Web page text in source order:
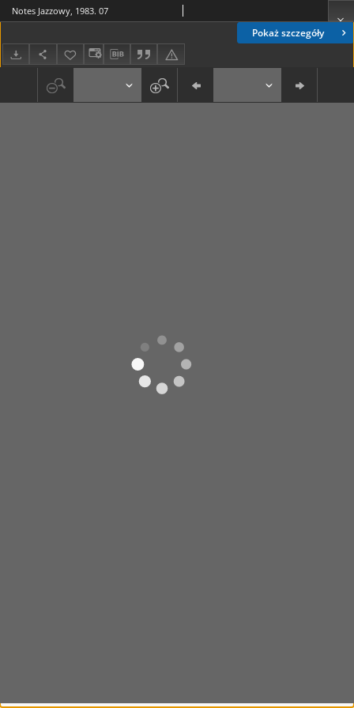
Pokaż szczegóły
Notes Jazzowy, 1983. 07